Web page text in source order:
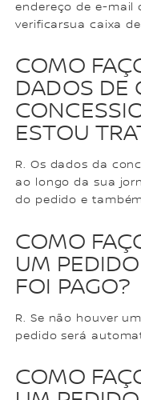
endereço de e-mail
verificarsua caixa
COMO
DADOS DE
ESTOU
R. Os dados da
ao longo da sua
do pedido e
COMO
UM
FOI PAGO?
R. Se não houver
pedido será
COMO